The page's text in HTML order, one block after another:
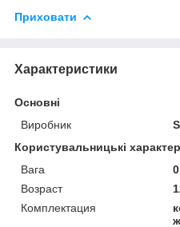
Приховати
Характеристики
Основні
Виробник
Користувальницькі
Вага
Возраст
Комплектация